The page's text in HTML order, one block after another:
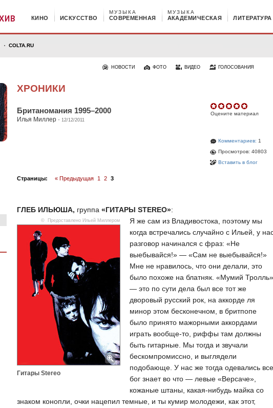
КИНО ИСКУССТВО СОВРЕМЕННАЯ
МУЗЫКА
АКАДЕМИЧЕСКАЯ
МУЗЫКА
ЛИТЕРАТУРА
COLTA.RU
НОВОСТИ ФОТО ВИДЕО ГОЛОСОВАНИЯ
ХРОНИКИ
Оцените материал
Комментариев: 1
Просмотров: 40803
Вставить в блог
Британомания 1995–2000
Илья Миллер · 12/12/2011
Страницы: « Предыдущая 1 2 3
ГЛЕБ ИЛЬЮША, группа «ГИТАРЫ STEREO»:
© Предоставлено Ильей Миллером
Гитары Stereo
Я же сам из Владивостока, поэтому мы
когда встречались случайно с Ильей, у
разговор начинался с фраз: «Не
выебывайся!» — «Сам не выебывайся!»
Мне не нравилось, что они делали, это
было похоже на блатняк. «Мумий Тролль»
— это по сути дела был все тот же
дворовый русский рок, на аккорде ля
минор этом бесконечном, в бритпопе
было принято мажорными аккордами
играть вообще-то, риффы там должны
быть гитарные. Мы тогда и звучали
бескомпромиссно, и выглядели
подобающе. У нас же тогда одевались все
бог знает во что — левые «Версаче»,
кожаные штаны, какая-нибудь майка со
знаком конопли, очки нацепил темные, и ты кумир молодежи, как этот,